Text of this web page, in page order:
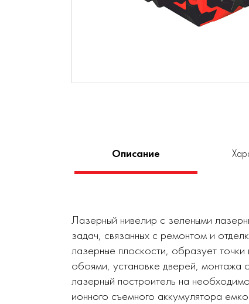
Описание
Лазерный нивелир с зелеными
задач, связанных с ремонтом и
лазерные плоскости, образует
обоями, установке дверей, монтажа
лазерный построитель на
ионного съемного аккумулятора